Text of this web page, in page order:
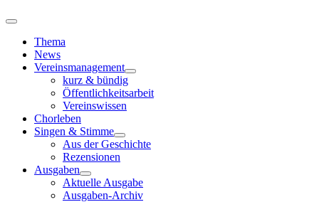
Toggle
NavigationThema
News
Vereinsmanagement
kurz & bündig
Öffentlichkeitsarbeit
Vereinswissen
Chorleben
Singen & Stimme
Aus der Geschichte
Rezensionen
Ausgaben
Aktuelle Ausgabe
Ausgaben-Archiv